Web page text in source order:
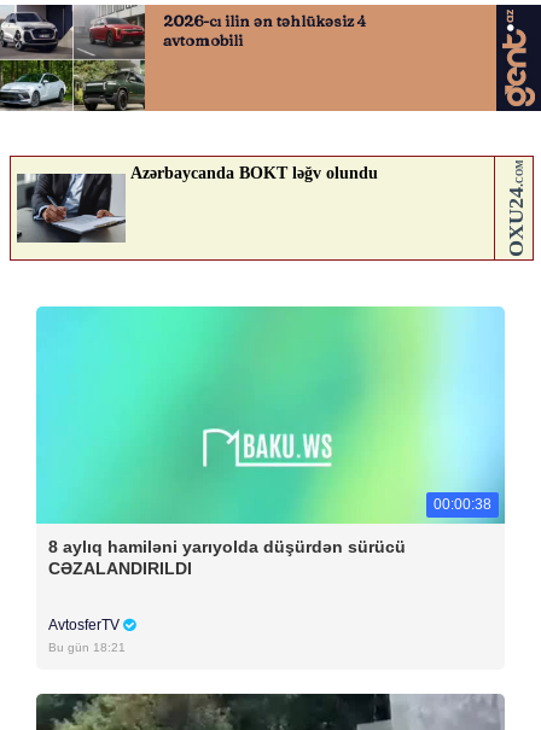
00:00:38
8 aylıq hamiləni yarıyolda düşürdən sürücü
CƏZALANDIRILDI
AvtosferTV
Bu gün 18:21